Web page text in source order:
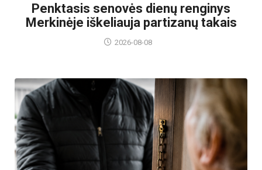
Penktasis senovės dienų renginys
Merkinėje iškeliauja partizanų takais
2026-08-08